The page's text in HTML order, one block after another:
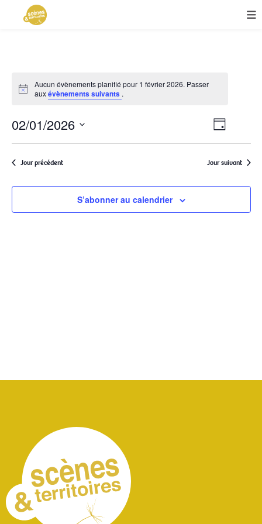
Aucun évènements planifié pour 1 février 2026. Passer
auxévènements suivants .
par
Jour
02/01/2026
Jour précédent Jour suivant
S’abonner au calendrier